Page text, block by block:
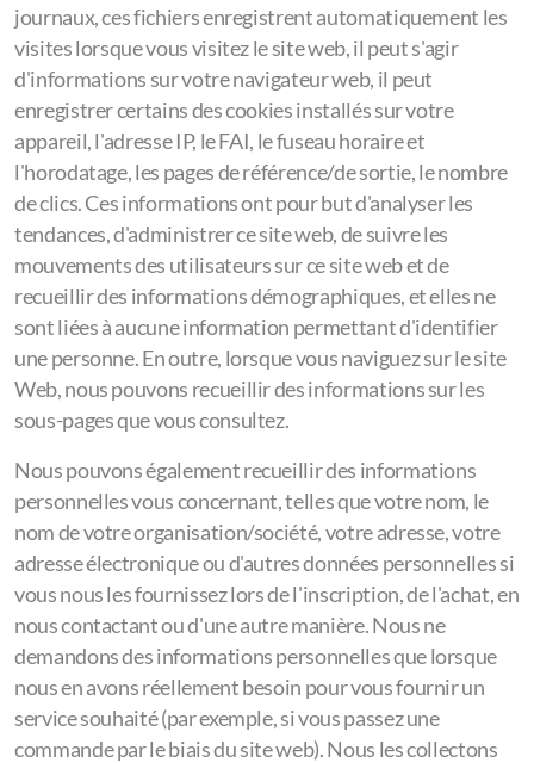
journaux, ces fichiers enregistrent automatiquement les
visites lorsque vous visitez le site web, il peut s'agir
d'informations sur votre navigateur web, il peut
enregistrer certains des cookies installés sur votre
appareil, l'adresse IP, le FAI, le fuseau horaire et
l'horodatage, les pages de référence/de sortie, le nombre
de clics. Ces informations ont pour but d'analyser les
tendances, d'administrer ce site web, de suivre les
mouvements des utilisateurs sur ce site web et de
recueillir des informations démographiques, et elles ne
sont liées à aucune information permettant d'identifier
une personne. En outre, lorsque vous naviguez sur le site
Web, nous pouvons recueillir des informations sur les
sous-pages que vous consultez.
Nous pouvons également recueillir des informations
personnelles vous concernant, telles que votre nom, le
nom de votre organisation/société, votre adresse, votre
adresse électronique ou d'autres données personnelles si
vous nous les fournissez lors de l'inscription, de l'achat, en
nous contactant ou d'une autre manière. Nous ne
demandons des informations personnelles que lorsque
nous en avons réellement besoin pour vous fournir un
service souhaité (par exemple, si vous passez une
commande par le biais du site web). Nous les collectons